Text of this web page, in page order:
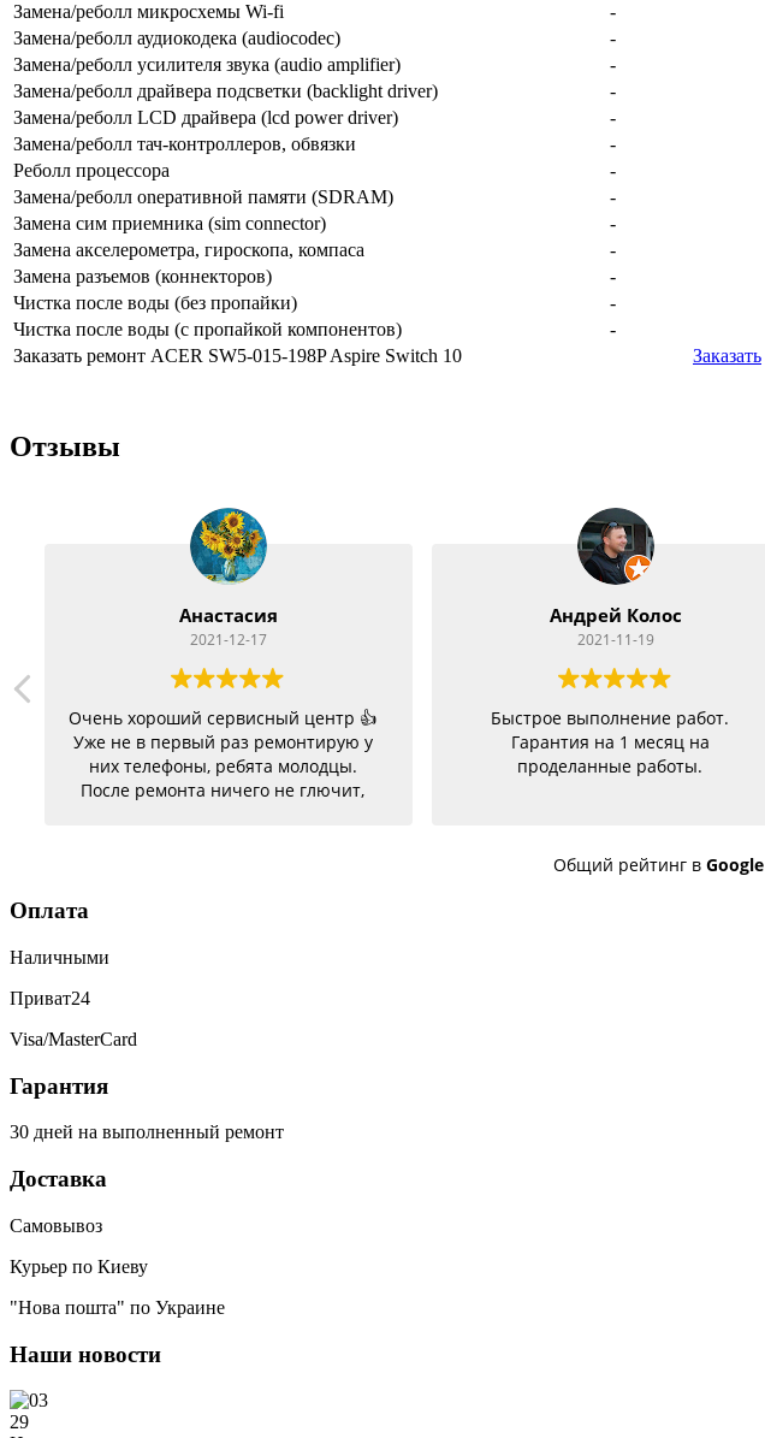
Замена/реболл микросхемы Wi-fi
-
Замена/реболл аудиокодека (audiocodec)
-
Замена/реболл усилителя звука (audio amplifier)
-
Замена/реболл драйвера подсветки (backlight driver)
-
Замена/реболл LCD драйвера (lcd power driver)
-
Замена/реболл тач-контроллеров, обвязки
-
Реболл процессора
-
Замена/реболл onepaтивной памяти (SDRAM)
-
Замена сим приемника (sim connector)
-
Замена акселерометра, гироскопа, компаса
-
Замена разъемов (коннекторов)
-
Чистка после воды (без пропайки)
-
Чистка после воды (с пропайкой компонентов)
-
Заказать ремонт ACER SW5-015-198P Aspire Switch 10
Заказать
Отзывы
Анастасия
2021-12-17
Очень хороший сервисный центр 👍
Уже не в первый раз ремонтирую у
них телефоны, ребята молодцы.
После ремонта ничего не глючит,
исправили, заряд пошёл. Спасибо
Андрей Колос
2021-11-19
Быстрое выполнение работ.
Гарантия на 1 месяц на
проделанные работы.
Общий рейтинг в Google
Оплата
Наличными
Приват24
Visa/MasterCard
Гарантия
30 дней на выполненный ремонт
Доставка
Самовывоз
Курьер по Киеву
"Нова пошта" по Украине
Наши новости
29